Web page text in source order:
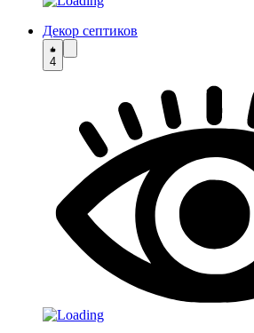
Декор септиков
4